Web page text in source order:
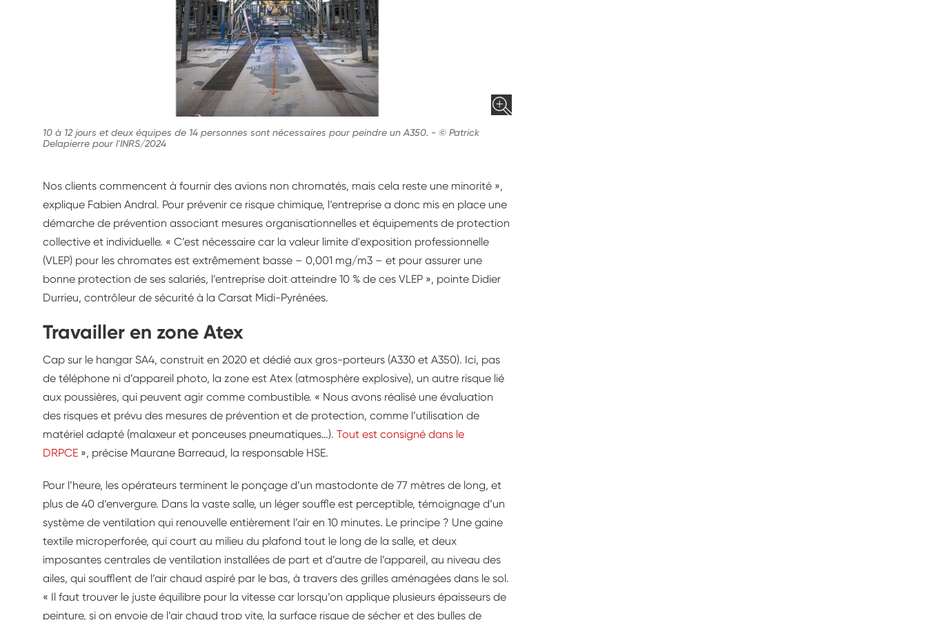
10 à 12 jours et deux équipes de 14 personnes sont nécessaires pour peindre un A350. - © Patrick
Delapierre pour l'INRS/2024
Nos clients commencent à fournir des avions non chromatés, mais cela reste une minorité »,
explique Fabien Andral. Pour prévenir ce risque chimique, l‘entreprise a donc mis en place une
démarche de prévention associant mesures organisationnelles et équipements de protection
collective et individuelle. « C’est nécessaire car la valeur limite d'exposition professionnelle
(VLEP) pour les chromates est extrêmement basse – 0,001 mg/m3 – et pour assurer une
bonne protection de ses salariés, l’entreprise doit atteindre 10 % de ces VLEP », pointe Didier
Durrieu, contrôleur de sécurité à la Carsat Midi-Pyrénées.
Travailler en zone Atex
Cap sur le hangar SA4, construit en 2020 et dédié aux gros-porteurs (A330 et A350). Ici, pas
de téléphone ni d’appareil photo, la zone est Atex (atmosphère explosive), un autre risque lié
aux poussières, qui peuvent agir comme combustible. « Nous avons réalisé une évaluation
des risques et prévu des mesures de prévention et de protection, comme l’utilisation de
matériel adapté (malaxeur et ponceuses pneumatiques…). Tout est consigné dans le
DRPCE », précise Maurane Barreaud, la responsable HSE.
Pour l’heure, les opérateurs terminent le ponçage d’un mastodonte de 77 mètres de long, et
plus de 40 d’envergure. Dans la vaste salle, un léger souffle est perceptible, témoignage d’un
système de ventilation qui renouvelle entièrement l’air en 10 minutes. Le principe ? Une gaine
textile microperforée, qui court au milieu du plafond tout le long de la salle, et deux
imposantes centrales de ventilation installées de part et d’autre de l’appareil, au niveau des
ailes, qui soufflent de l’air chaud aspiré par le bas, à travers des grilles aménagées dans le sol.
« Il faut trouver le juste équilibre pour la vitesse car lorsqu’on applique plusieurs épaisseurs de
peinture, si on envoie de l’air chaud trop vite, la surface risque de sécher et des bulles de